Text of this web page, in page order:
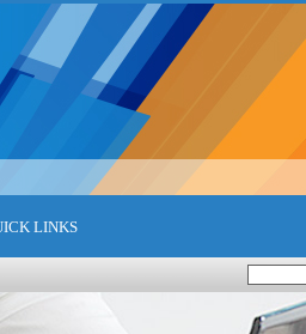
LINKS